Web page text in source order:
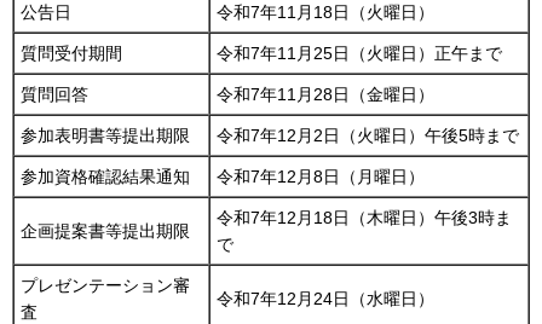
公告日 令和7年11月18日（火曜日）
質問受付期間 令和7年11月25日（火曜日）正午まで
質問回答 令和7年11月28日（金曜日）
参加表明書等提出期限 令和7年12月2日（火曜日）午後5時まで
参加資格確認結果通知 令和7年12月8日（月曜日）
企画提案書等提出期限
令和7年12月18日（木曜日）午後3時ま
で
プレゼンテーション審
査
令和7年12月24日（水曜日）